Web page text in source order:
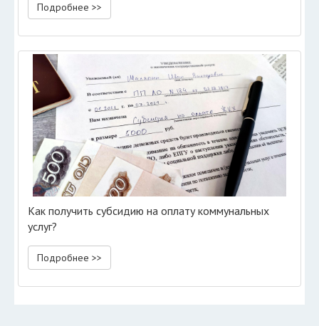
Подробнее >>
Как получить субсидию на оплату коммунальных
услуг?
Подробнее >>